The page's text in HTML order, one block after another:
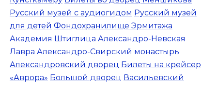
Русский музей с аудиогидом Русский музей
для детей Фондохранилище Эрмитажа
Академия Штиглица Александро-Невская
Лавра Александро-Свирский монастырь
Александровский дворец Билеты на крейсер
«Аврора» Большой дворец Васильевский